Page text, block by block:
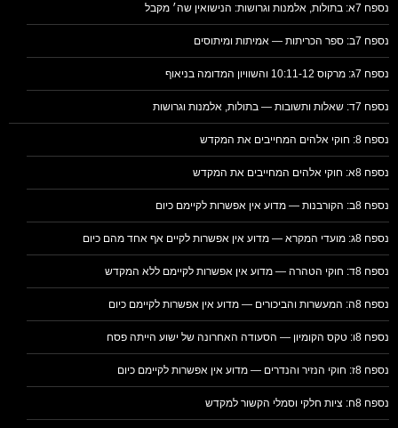
נספח 7א: בתולות, אלמנות וגרושות: הנישואין שה׳ מקבל
נספח 7ב: ספר הכריתות — אמיתות ומיתוסים
נספח 7ג: מרקוס 10:11-12 והשוויון המדומה בניאוף
נספח 7ד: שאלות ותשובות — בתולות, אלמנות וגרושות
נספח 8: חוקי אלהים המחייבים את המקדש
נספח 8א: חוקי אלהים המחייבים את המקדש
נספח 8ב: הקורבנות — מדוע אין אפשרות לקיימם כיום
נספח 8ג: מועדי המקרא — מדוע אין אפשרות לקיים אף אחד מהם כיום
נספח 8ד: חוקי הטהרה — מדוע אין אפשרות לקיימם ללא המקדש
נספח 8ה: המעשרות והביכורים — מדוע אין אפשרות לקיימם כיום
נספח 8ו: טקס הקומיון — הסעודה האחרונה של ישוע הייתה פסח
נספח 8ז: חוקי הנזיר והנדרים — מדוע אין אפשרות לקיימם כיום
נספח 8ח: ציות חלקי וסמלי הקשור למקדש